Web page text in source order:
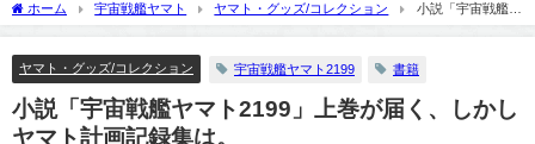
ホーム 宇宙戦艦ヤマト ヤマト・グッズ/コレクション
小説「宇宙戦艦ヤ
ヤマト・グッズ/コレクション 宇宙戦艦ヤマト2199 書籍
小説「宇宙戦艦ヤマト2199」上巻が届く、しかし
ヤマト計画記録集は。